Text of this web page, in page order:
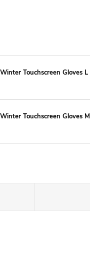
Touchscreen Gloves L
Touchscreen Gloves M